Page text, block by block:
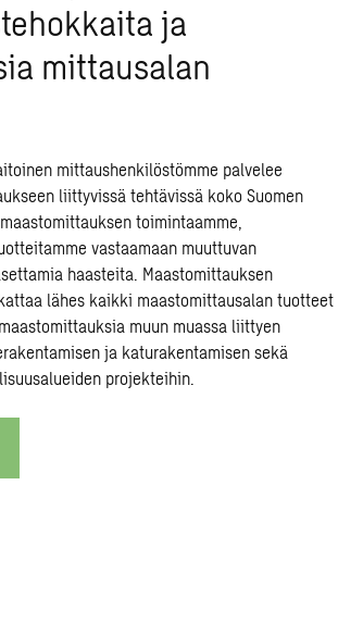
ja
mittausalan
mittaushenkilöstömme palvelee
liittyvissä tehtävissä koko Suomen
toimintaamme,
vastaamaan muuttuvan
haasteita. Maastomittauksen
lähes kaikki maastomittausalan tuotteet
muun muassa liittyen
ja katurakentamisen sekä
projekteihin.